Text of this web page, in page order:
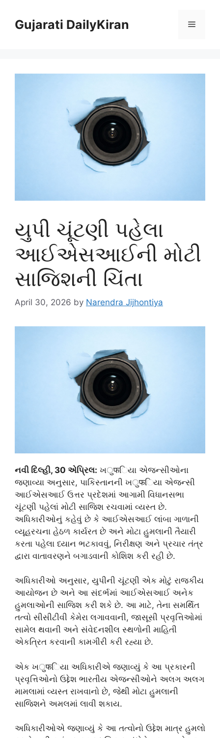
contentGujarati DailyKiran Menu
યુપી ચૂંટણી પહેલા
આઈએસઆઈની મોટી
સાજિશની ચિંતા
April 30, 2026 by Narendra Jijhontiya
નવી દિલ્હી, 30 એપ્રિલ: ખुफિયા એજન્સીઓના
જણાવ્યા અનુસાર, પાકિસ્તાનની ખुफિયા એજન્સી
આઈએસઆઈ ઉત્તર પ્રદેશમાં આગામી વિધાનસભા
ચૂંટણી પહેલાં મોટી સાજિશ રચવામાં વ્યસ્ત છે.
અધિકારીઓનું કહેવું છે કે આઈએસઆઈ લાંબા ગાળાની
વ્યૂહરચના હેઠળ કાર્યરત છે અને મોટા હુમલાની તૈયારી
કરતા પહેલા ધ્યાન ભટકાવવું, નિરીક્ષણ અને પ્રચાર તંત્ર
દ્વારા વાતાવરણને બગાડવાની કોશિશ કરી રહી છે.
અધિકારીઓ અનુસાર, યુપીની ચૂંટણી એક મોટું રાજકીય
આયોજન છે અને આ સંદર્ભમાં આઈએસઆઈ અનેક
હુમલાઓની સાજિશ કરી શકે છે. આ માટે, તેના સમર્થિત
તત્વો સીસીટીવી કેમેરા લગાવવાની, જાસૂસી પ્રવૃત્તિઓમાં
સામેલ થવાની અને સંવેદનશીલ સ્થળોની માહિતી
એકત્રિત કરવાની કામગીરી કરી રહ્યા છે.
એક ખुफિયા અધિકારીએ જણાવ્યું કે આ પ્રકારની
પ્રવૃત્તિઓનો ઉદ્દેશ ભારતીય એજન્સીઓને અલગ અલગ
મામલામાં વ્યસ્ત રાખવાનો છે, જેથી મોટા હુમલાની
સાજિશને અમલમાં લાવી શકાય.
અધિકારીઓએ જણાવ્યું કે આ તત્વોનો ઉદ્દેશ માત્ર હુમલો